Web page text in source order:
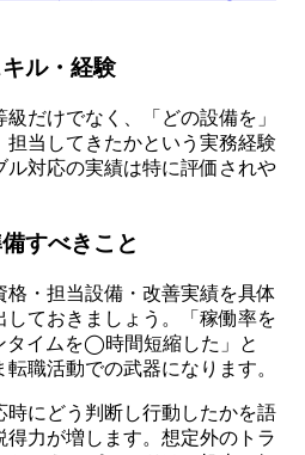
ル・経験
だけでなく、「どの設備を」
担当してきたかという実務経験
ル対応の実績は特に評価されや
すべきこと
・担当設備・改善実績を具体
しておきましょう。「稼働率を
イムを◯時間短縮した」と
職活動での武器になります。
時にどう判断し行動したかを語
力が増します。想定外のトラ